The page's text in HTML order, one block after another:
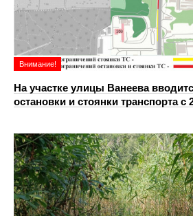
Внимание!
На участке улицы Ванеева
остановки и стоянки транспорта с